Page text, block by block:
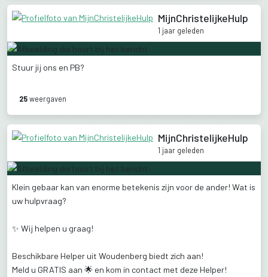
MijnChristelijkeHulp
1 jaar geleden
Stuur jij ons en PB?
25weergaven
MijnChristelijkeHulp
1 jaar geleden
Klein gebaar kan van enorme betekenis zijn voor de ander! Wat is
uw hulpvraag?
✨ ️Wij helpen u graag!
Beschikbare Helper uit Woudenberg biedt zich aan!
Meld u GRATIS aan 🌟 en kom in contact met deze Helper!